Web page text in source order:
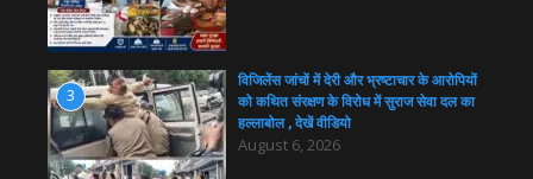
3
विजिलेंस जांचों में देरी और भ्रष्टाचार के आरोपियों
को कथित संरक्षण के विरोध में सुराज सेवा दल का
हल्लाबोल , देखें वीडियो
August 6, 2026